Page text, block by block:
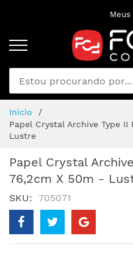
conteúdo
Meus
Inicio
Papel Crystal Archive Type
Lustre
Papel Crystal
76,2cm X 50m -
SKU 705071